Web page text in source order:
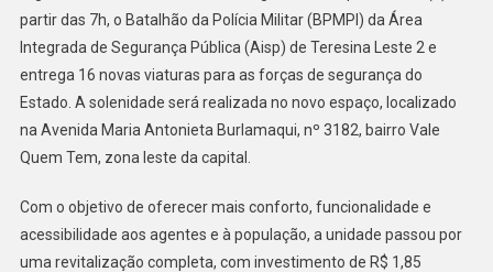
partir das 7h, o Batalhão da Polícia Militar (BPMPI) da Área
Integrada de Segurança Pública (Aisp) de Teresina Leste 2 e
entrega 16 novas viaturas para as forças de segurança do
Estado. A solenidade será realizada no novo espaço, localizado
na Avenida Maria Antonieta Burlamaqui, nº 3182, bairro Vale
Quem Tem, zona leste da capital.
Com o objetivo de oferecer mais conforto, funcionalidade e
acessibilidade aos agentes e à população, a unidade passou por
uma revitalização completa, com investimento de R$ 1,85